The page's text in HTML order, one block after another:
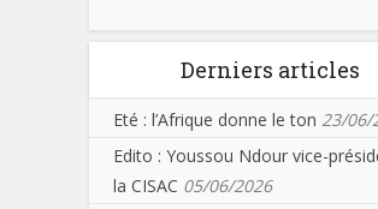
Derniers articles
Eté : l’Afrique donne le ton 23/06/
Edito : Youssou Ndour vice-
la CISAC 05/06/2026